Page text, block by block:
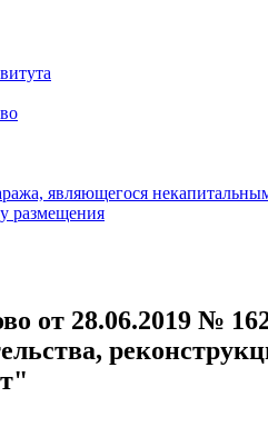
являющегося
размещения
от 28.06.2019 №